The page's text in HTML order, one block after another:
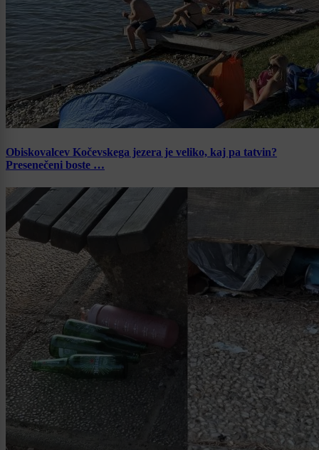
Obiskovalcev Kočevskega jezera je veliko, kaj pa tatvin?
Presenečeni boste …